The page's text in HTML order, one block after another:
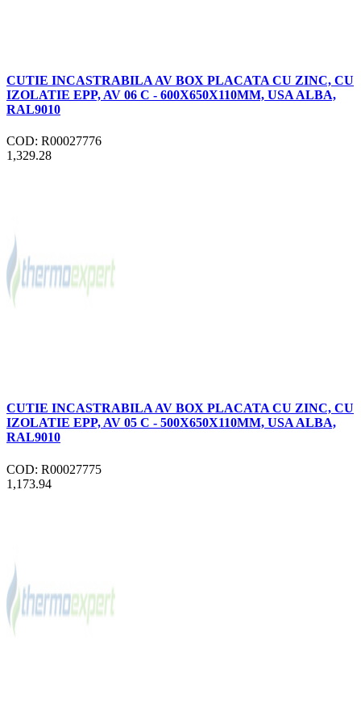
CUTIE INCASTRABILA AV BOX PLACATA CU ZINC, CU
IZOLATIE EPP, AV 06 C - 600X650X110MM, USA ALBA,
RAL9010
COD: R00027776
1,329.28
CUTIE INCASTRABILA AV BOX PLACATA CU ZINC, CU
IZOLATIE EPP, AV 05 C - 500X650X110MM, USA ALBA,
RAL9010
COD: R00027775
1,173.94